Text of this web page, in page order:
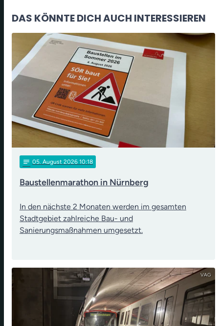
DAS KÖNNTE DICH AUCH INTERESSIEREN
notes 05. August 2026 10:18
Baustellenmarathon in Nürnberg
In den nächste 2 Monaten werden im gesamten
Stadtgebiet zahlreiche Bau- und
Sanierungsmaßnahmen umgesetzt.
VAG